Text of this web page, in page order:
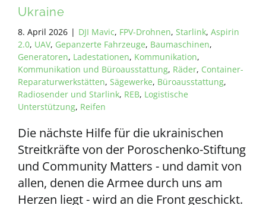
Ukraine
8. April 2026 | DJI Mavic, FPV-Drohnen, Starlink, Aspirin
2.0, UAV, Gepanzerte Fahrzeuge, Baumaschinen,
Generatoren, Ladestationen, Kommunikation,
Kommunikation und Büroausstattung, Räder, Container-
Reparaturwerkstätten, Sägewerke, Büroausstattung,
Radiosender und Starlink, REB, Logistische
Unterstützung, Reifen
Die nächste Hilfe für die ukrainischen
Streitkräfte von der Poroschenko-Stiftung
und Community Matters - und damit von
allen, denen die Armee durch uns am
Herzen liegt - wird an die Front geschickt.